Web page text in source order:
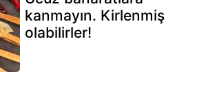
kanmayın. Kirlenmiş
olabilirler!